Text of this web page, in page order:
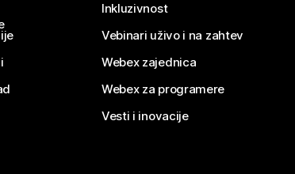
Inkluzivnost
Vebinari uživo i na zahtev
Webex zajednica
Webex za programere
Vesti i inovacije